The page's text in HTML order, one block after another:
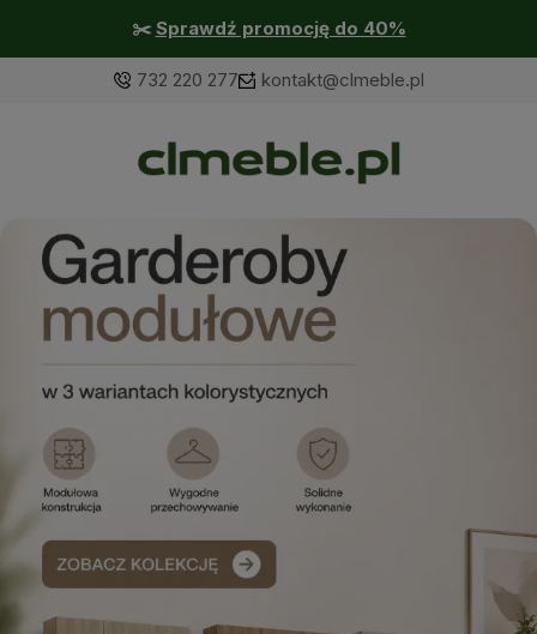
☀️Twój styl, nasze meble☀️
732 220 277 kontakt@clmeble.pl